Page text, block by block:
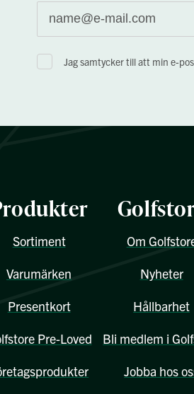
Jag samtycker till att min e-
Sortiment
Varumärken
Presentkort
Pre-Loved
Om
Nyheter
Hållbarhet
Bli medlem i
Jobba hos